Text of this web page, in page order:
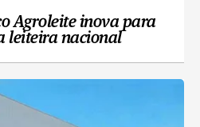
Agroleite inova para
leiteira nacional